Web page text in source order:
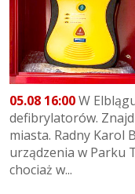
05.08 16:00W
defibrylatorów.
miasta. Radny Karol
urządzenia w Parku
chociaż w...